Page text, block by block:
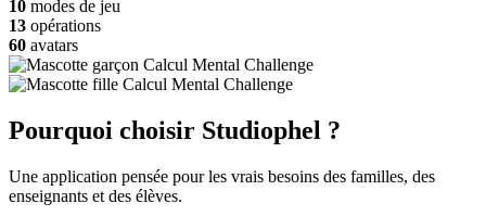
10 modes de jeu
13 opérations
60 avatars
Pourquoi choisir Studiophel ?
Une application pensée pour les vrais besoins des familles, des
enseignants et des élèves.